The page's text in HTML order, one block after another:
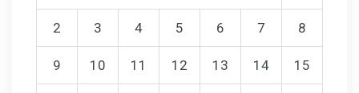
2 3 4 5 6 7 8
9 10 11 12 13 14 15